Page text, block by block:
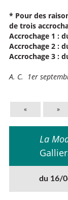
* Pour des
de trois
Accrochage 1 :
Accrochage 2 :
Accrochage 3 :
A. C. 1er
« »
La
du 16/